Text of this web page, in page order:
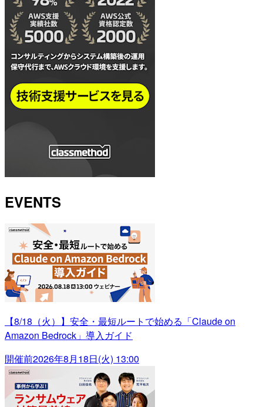
EVENTS
【8/18（火）】安全・最短ルートで始める「Claude on
Amazon Bedrock」導入ガイド
開催前2026年8月18日(火) 13:00